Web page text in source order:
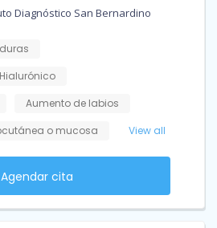
Diagnóstico San Bernardino
Aumento de labios
o mucosa
View all
Agendar cita